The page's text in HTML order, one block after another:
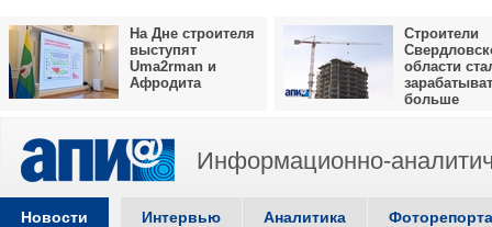
На Дне строителя
выступят
Uma2rman и
Афродита
Строители
области
больше
Информационно-
Новости Интервью Аналитика